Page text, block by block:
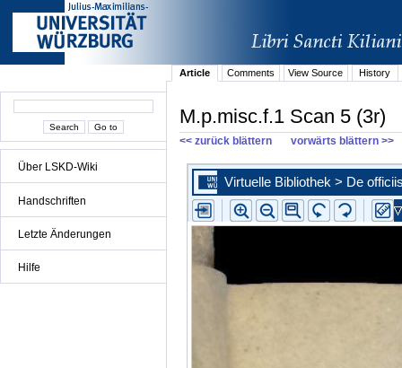
Über LSKD-Wiki
Handschriften
Letzte Änderungen
Hilfe
Article Comments View Source History
M.p.misc.f.1 Scan 5 (3r)
<< zurück blättern vorwärts blättern >>